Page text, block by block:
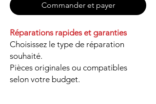
Commander et payer
Réparations rapides et garanties
Choisissez le type de réparation
souhaité.
Pièces originales ou compatibles
selon votre budget.